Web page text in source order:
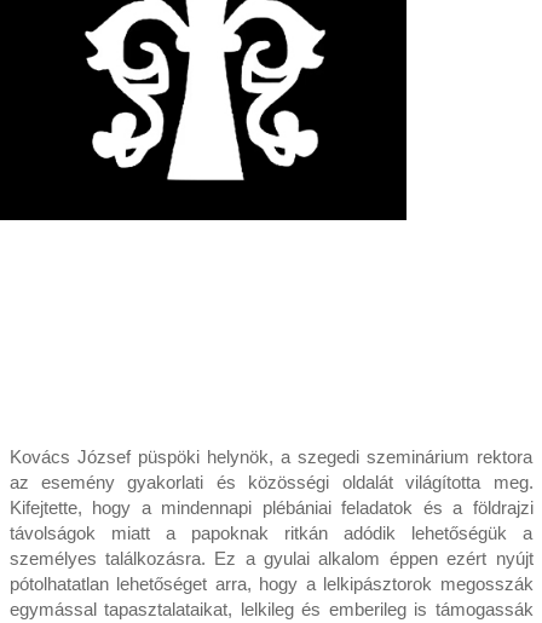
Kovács József püspöki helynök, a szegedi szeminárium rektora
az esemény gyakorlati és közösségi oldalát világította meg.
Kifejtette, hogy a mindennapi plébániai feladatok és a földrajzi
távolságok miatt a papoknak ritkán adódik lehetőségük a
személyes találkozásra. Ez a gyulai alkalom éppen ezért nyújt
pótolhatatlan lehetőséget arra, hogy a lelkipásztorok megosszák
egymással tapasztalataikat, lelkileg és emberileg is támogassák